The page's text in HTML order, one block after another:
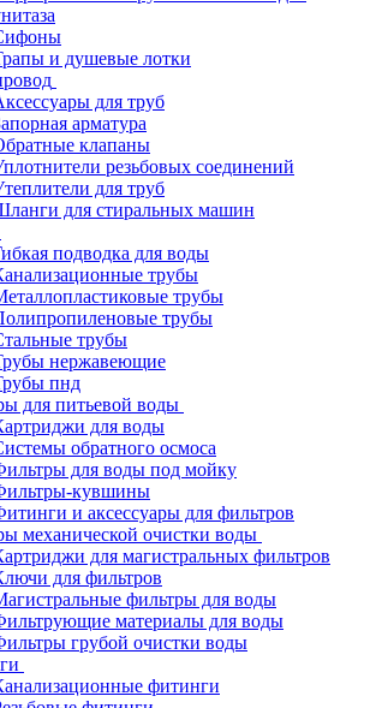
и душевые лотки
для труб
арматура
клапаны
резьбовых соединений
для труб
для стиральных машин
подводка для воды
трубы
трубы
трубы
трубы
нержавеющие
пнд
для питьевой воды
для воды
обратного осмоса
для воды под мойку
кувшины
и аксессуары для фильтров
механической очистки воды
для магистральных фильтров
для фильтров
фильтры для воды
материалы для воды
грубой очистки воды
фитинги